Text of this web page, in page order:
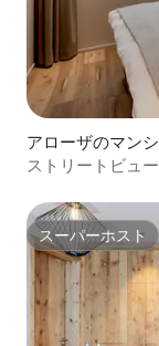
アローザのマン
ストリートビュ
スーパーホスト
スーパーホスト